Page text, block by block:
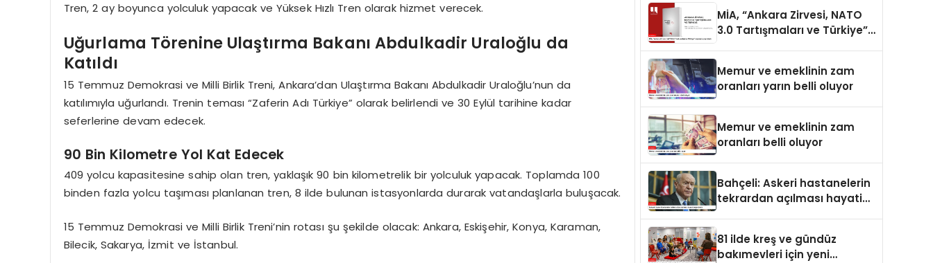
Tren, 2 ay boyunca yolculuk yapacak ve Yüksek Hızlı Tren olarak hizmet verecek.
Uğurlama Törenine Ulaştırma Bakanı Abdulkadir Uraloğlu da
Katıldı
15 Temmuz Demokrasi ve Milli Birlik Treni, Ankara’dan Ulaştırma Bakanı Abdulkadir Uraloğlu’nun da
katılımıyla uğurlandı. Trenin teması “Zaferin Adı Türkiye” olarak belirlendi ve 30 Eylül tarihine kadar
seferlerine devam edecek.
90 Bin Kilometre Yol Kat Edecek
409 yolcu kapasitesine sahip olan tren, yaklaşık 90 bin kilometrelik bir yolculuk yapacak. Toplamda 100
binden fazla yolcu taşıması planlanan tren, 8 ilde bulunan istasyonlarda durarak vatandaşlarla buluşacak.
15 Temmuz Demokrasi ve Milli Birlik Treni’nin rotası şu şekilde olacak: Ankara, Eskişehir, Konya, Karaman,
Bilecik, Sakarya, İzmit ve İstanbul.
MİA, “Ankara Zirvesi, NATO
3.0 Tartışmaları ve Türkiye”
Memur ve emeklinin zam
oranları yarın belli oluyor
Memur ve emeklinin zam
oranları belli oluyor
Bahçeli: Askeri hastanelerin
tekrardan açılması hayati
81 ilde kreş ve gündüz
bakımevleri için yeni